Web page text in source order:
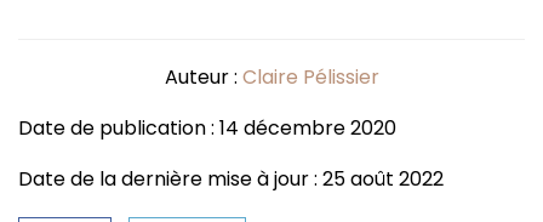
Auteur : Claire Pélissier
Date de publication : 14 décembre 2020
Date de la dernière mise à jour : 25 août 2022